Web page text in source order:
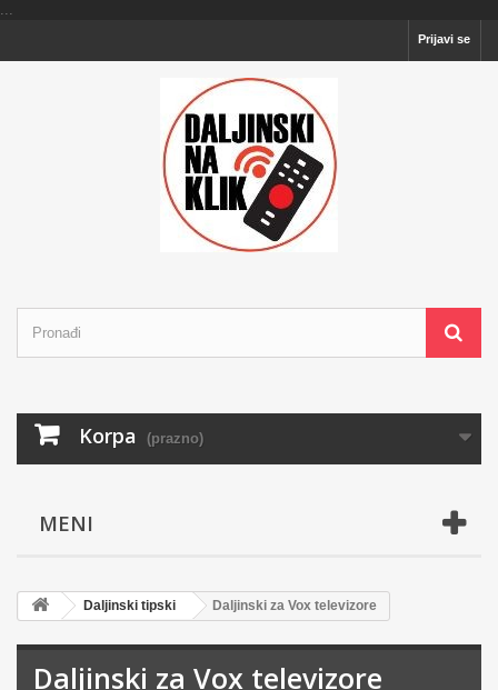
...
Prijavi se
Korpa (prazno)
MENI
Daljinski tipski Daljinski za Vox televizore
Daljinski za Vox televizore